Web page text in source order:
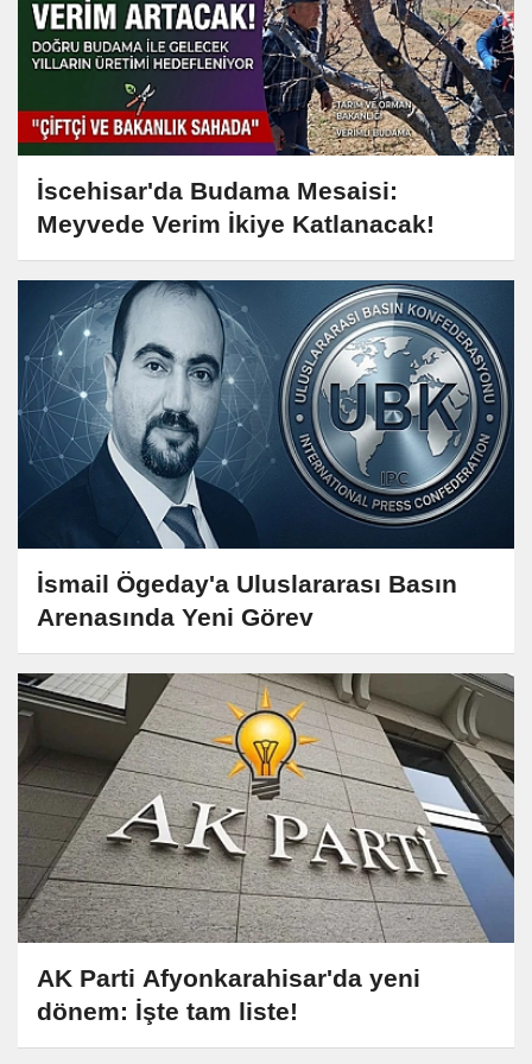
İscehisar'da Budama Mesaisi:
Meyvede Verim İkiye Katlanacak!
İsmail Ögeday'a Uluslararası Basın
Arenasında Yeni Görev
AK Parti Afyonkarahisar'da yeni
dönem: İşte tam liste!